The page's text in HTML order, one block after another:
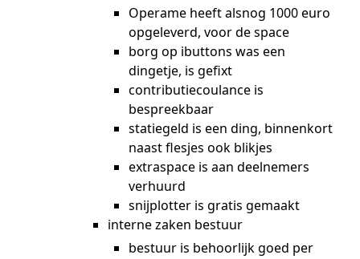
Operame heeft alsnog 1000 euro
opgeleverd, voor de space
borg op ibuttons was een
dingetje, is gefixt
contributiecoulance is
bespreekbaar
statiegeld is een ding, binnenkort
naast flesjes ook blikjes
extraspace is aan deelnemers
verhuurd
snijplotter is gratis gemaakt
interne zaken bestuur
bestuur is behoorlijk goed per